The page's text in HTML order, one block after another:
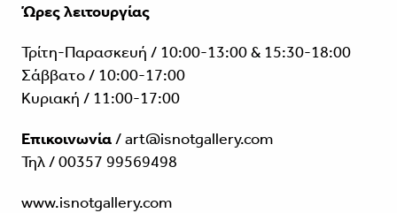
Ώρες λειτουργίας
Τρίτη-Παρασκευή / 10:00-13:00 & 15:30-18:00
Σάββατο / 10:00-17:00
Κυριακή / 11:00-17:00
Επικοινωνία/ art@isnotgallery.com
Τηλ / 00357 99569498
www.isnotgallery.com